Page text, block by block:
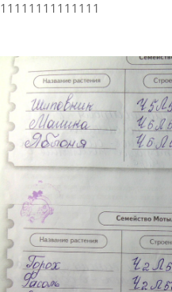
11111111111111